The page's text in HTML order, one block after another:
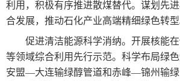
利用，积极有序推进散煤替代。谋划先
合发展，推动石化产业高端精细绿色转型
促进清洁能源科学消纳。开展核能
等领域综合利用先行示范。科学布局绿
安盟—大连输绿醇管道和赤峰—锦州输绿